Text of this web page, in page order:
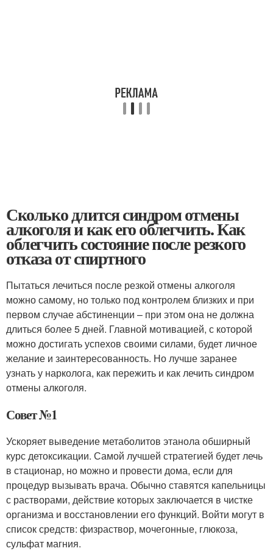
Сколько длится синдром отмены
алкоголя и как его облегчить. Как
облегчить состояние после резкого
отказа от спиртного
Пытаться лечиться после резкой отмены алкоголя
можно самому, но только под контролем близких и при
первом случае абстиненции – при этом она не должна
длиться более 5 дней. Главной мотивацией, с которой
можно достигать успехов своими силами, будет личное
желание и заинтересованность. Но лучше заранее
узнать у нарколога, как пережить и как лечить синдром
отмены алкоголя.
Совет №1
Ускоряет выведение метаболитов этанола обширный
курс детоксикации. Самой лучшей стратегией будет лечь
в стационар, но можно и провести дома, если для
процедур вызывать врача. Обычно ставятся капельницы
с растворами, действие которых заключается в чистке
организма и восстановлении его функций. Войти могут в
список средств: физраствор, мочегонные, глюкоза,
сульфат магния.